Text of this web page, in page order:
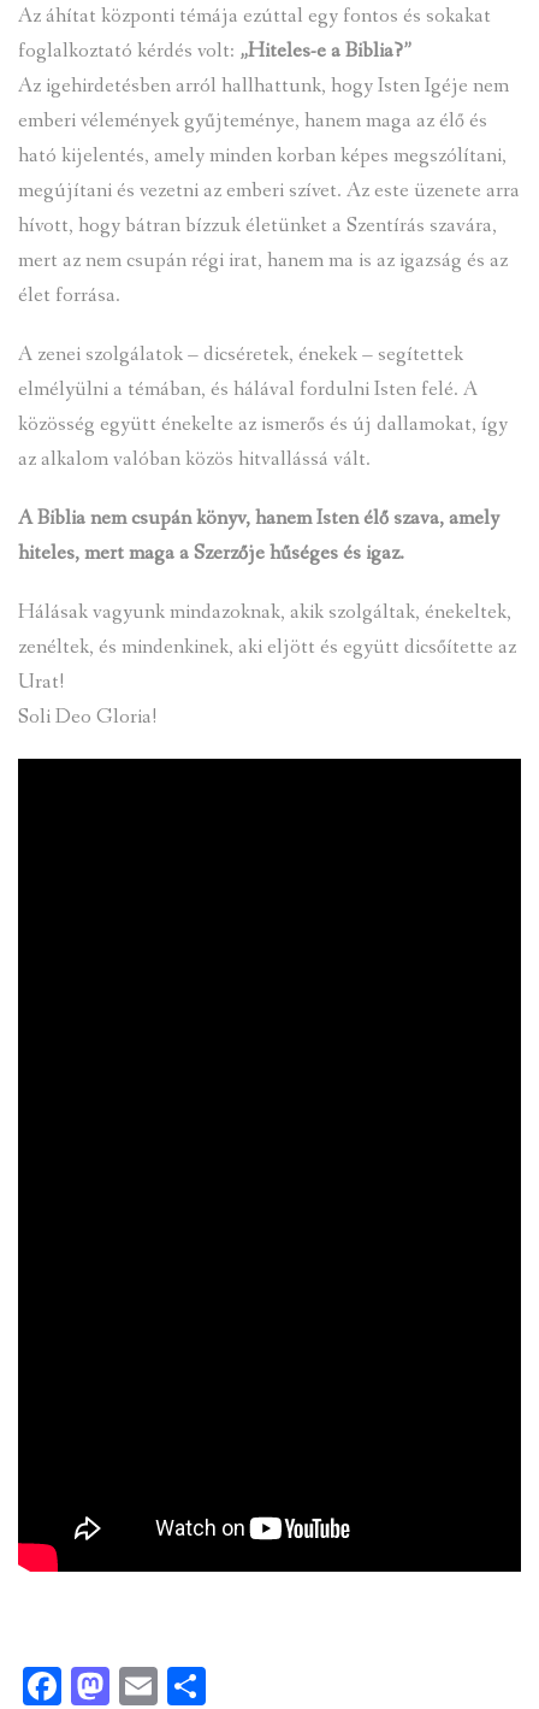
Az áhítat központi témája ezúttal egy fontos és sokakat
foglalkoztató kérdés volt: „Hiteles-e a Biblia?”
Az igehirdetésben arról hallhattunk, hogy Isten Igéje nem
emberi vélemények gyűjteménye, hanem maga az élő és
ható kijelentés, amely minden korban képes megszólítani,
megújítani és vezetni az emberi szívet. Az este üzenete arra
hívott, hogy bátran bízzuk életünket a Szentírás szavára,
mert az nem csupán régi irat, hanem ma is az igazság és az
élet forrása.
A zenei szolgálatok – dicséretek, énekek – segítettek
elmélyülni a témában, és hálával fordulni Isten felé. A
közösség együtt énekelte az ismerős és új dallamokat, így
az alkalom valóban közös hitvallássá vált.
A Biblia nem csupán könyv, hanem Isten élő szava, amely
hiteles, mert maga a Szerzője hűséges és igaz.
Hálásak vagyunk mindazoknak, akik szolgáltak, énekeltek,
zenéltek, és mindenkinek, aki eljött és együtt dicsőítette az
Urat!
Soli Deo Gloria!
Facebook
Mastodon
Email